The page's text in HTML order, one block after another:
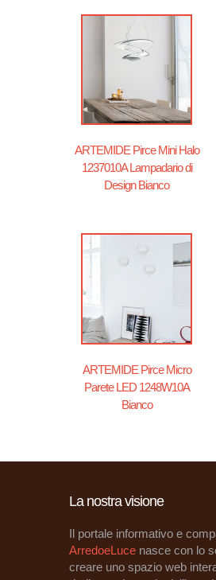
ARTEMIDE Pirce Mini Halo
1237010A Lampadario di
Design Bianco
ARTEMIDE Pirce Micro
Parete LED 1248W10A
Bianco
La nostra visione
Il portale informativo e
ArredoeLuce nasce con lo
creare uno spazio web